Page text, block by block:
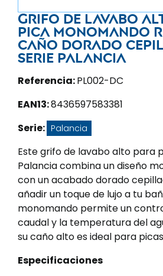
Grifo de lavabo
pica monomando
caño dorado
Serie Palancia
Referencia:PL002-DC
EAN13:8436597583381
Serie: Palancia
Este grifo de lavabo alto para
Palancia combina un diseño
con un acabado dorado
añadir un toque de lujo a tu
monomando permite un
caudal y la temperatura del
su caño alto es ideal para
Especificaciones